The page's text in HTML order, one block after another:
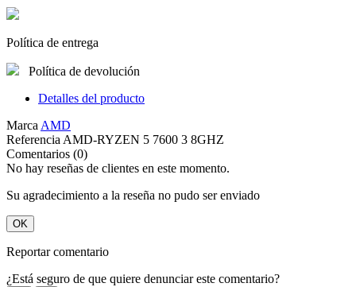
Política de entrega
Política de devolución
Detalles del producto
MarcaAMD
ReferenciaAMD-RYZEN 5 7600 3 8GHZ
Comentarios (0)
No hay reseñas de clientes en este momento.
Su agradecimiento a la reseña no pudo ser enviado
OK
Reportar comentario
¿Está seguro de que quiere denunciar este comentario?